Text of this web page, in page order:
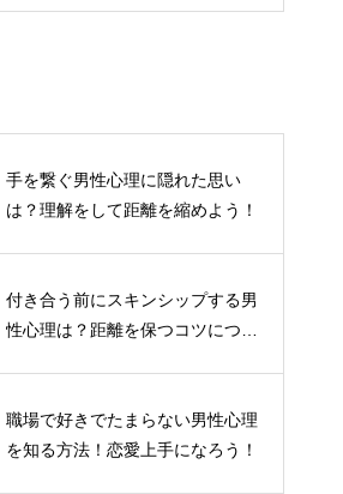
手を繋ぐ男性心理に隠れた思い
は？理解をして距離を縮めよう！
付き合う前にスキンシップする男
性心理は？距離を保つコツについ
職場で好きでたまらない男性心理
を知る方法！恋愛上手になろう！